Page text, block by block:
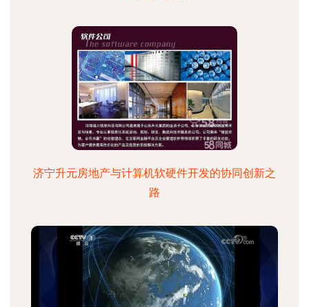
济宁升元房地产与计算机软硬件开发的协同创新之
路